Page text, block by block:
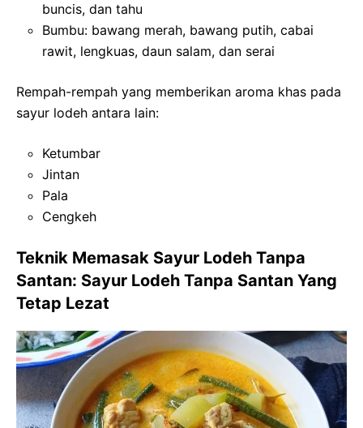
buncis, dan tahu
Bumbu: bawang merah, bawang putih, cabai
rawit, lengkuas, daun salam, dan serai
Rempah-rempah yang memberikan aroma khas pada
sayur lodeh antara lain:
Ketumbar
Jintan
Pala
Cengkeh
Teknik Memasak Sayur Lodeh Tanpa
Santan: Sayur Lodeh Tanpa Santan Yang
Tetap Lezat